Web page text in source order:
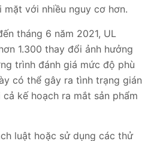
với nhiều nguy cơ hơn.
tháng 6 năm 2021, UL
1.300 thay đổi ảnh hưởng
trình đánh giá mức độ phù
có thể gây ra tình trạng gián
kế hoạch ra mắt sản phẩm
luật hoặc sử dụng các thử